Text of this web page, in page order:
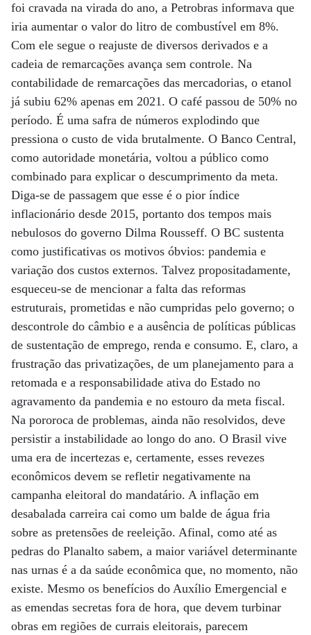
foi cravada na virada do ano, a Petrobras informava que
iria aumentar o valor do litro de combustível em 8%.
Com ele segue o reajuste de diversos derivados e a
cadeia de remarcações avança sem controle. Na
contabilidade de remarcações das mercadorias, o etanol
já subiu 62% apenas em 2021. O café passou de 50% no
período. É uma safra de números explodindo que
pressiona o custo de vida brutalmente. O Banco Central,
como autoridade monetária, voltou a público como
combinado para explicar o descumprimento da meta.
Diga-se de passagem que esse é o pior índice
inflacionário desde 2015, portanto dos tempos mais
nebulosos do governo Dilma Rousseff. O BC sustenta
como justificativas os motivos óbvios: pandemia e
variação dos custos externos. Talvez propositadamente,
esqueceu-se de mencionar a falta das reformas
estruturais, prometidas e não cumpridas pelo governo; o
descontrole do câmbio e a ausência de políticas públicas
de sustentação de emprego, renda e consumo. E, claro, a
frustração das privatizações, de um planejamento para a
retomada e a responsabilidade ativa do Estado no
agravamento da pandemia e no estouro da meta fiscal.
Na pororoca de problemas, ainda não resolvidos, deve
persistir a instabilidade ao longo do ano. O Brasil vive
uma era de incertezas e, certamente, esses revezes
econômicos devem se refletir negativamente na
campanha eleitoral do mandatário. A inflação em
desabalada carreira cai como um balde de água fria
sobre as pretensões de reeleição. Afinal, como até as
pedras do Planalto sabem, a maior variável determinante
nas urnas é a da saúde econômica que, no momento, não
existe. Mesmo os benefícios do Auxílio Emergencial e
as emendas secretas fora de hora, que devem turbinar
obras em regiões de currais eleitorais, parecem